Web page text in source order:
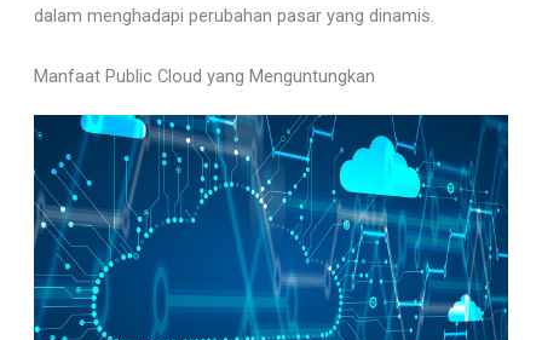
dalam menghadapi perubahan pasar yang dinamis.
Manfaat Public Cloud yang Menguntungkan